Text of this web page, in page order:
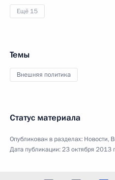
Ещё 15
Темы
Внешняя политика
Статус материала
Опубликован в разделах: Новости,
Дата публикации:23 октября 2013